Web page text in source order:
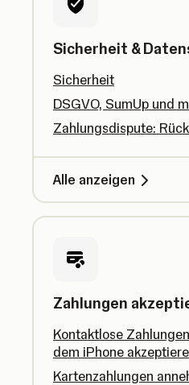
Sicherheit &
Sicherheit
DSGVO, SumUp und
Zahlungsdispute:
Alle anzeigen
Zahlungen
Kontaktlose
dem iPhone
Kartenzahlungen